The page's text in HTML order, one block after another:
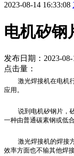
2023-08-14 16:33:08
电机矽钢
发布日期：2023-08-
点击量：
激光焊接机在电机
应用。
说到电机矽钢片，
一种由普通碳素钢或低
激光焊接机的焊接
效率方面也不输其他焊接